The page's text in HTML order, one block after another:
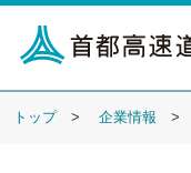
トップ 企業情報